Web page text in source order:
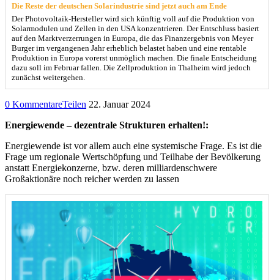
Die Reste der deutschen Solarindustrie sind jetzt auch am Ende
Der Photovoltaik-Hersteller wird sich künftig voll auf die Produktion von
Solarmodulen und Zellen in den USA konzentrieren. Der Entschluss basiert
auf den Marktverzerrungen in Europa, die das Finanzergebnis von Meyer
Burger im vergangenen Jahr erheblich belastet haben und eine rentable
Produktion in Europa vorerst unmöglich machen. Die finale Entscheidung
dazu soll im Februar fallen. Die Zellproduktion in Thalheim wird jedoch
zunächst weitergehen.
0 KommentareTeilen 22. Januar 2024
Energiewende – dezentrale Strukturen erhalten!:
Energiewende ist vor allem auch eine systemische Frage. Es ist die
Frage um regionale Wertschöpfung und Teilhabe der Bevölkerung
anstatt Energiekonzerne, bzw. deren milliardenschwere
Großaktionäre noch reicher werden zu lassen